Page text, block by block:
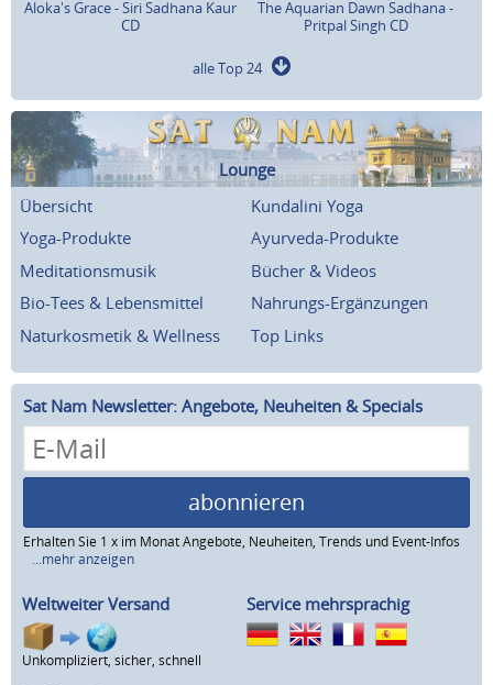
Aloka's Grace - Siri Sadhana Kaur
CD
The Aquarian Dawn Sadhana -
Pritpal Singh CD
alle Top 24
Lounge
Übersicht
Kundalini Yoga
Yoga-Produkte
Ayurveda-Produkte
Meditationsmusik
Bücher & Videos
Bio-Tees & Lebensmittel
Nahrungs-Ergänzungen
Naturkosmetik & Wellness
Top Links
Sat Nam Newsletter: Angebote, Neuheiten & Specials
abonnieren
Erhalten Sie 1 x im Monat Angebote, Neuheiten, Trends und Event-Infos
...mehr anzeigen
Weltweiter Versand
Unkompliziert, sicher, schnell
Service mehrsprachig